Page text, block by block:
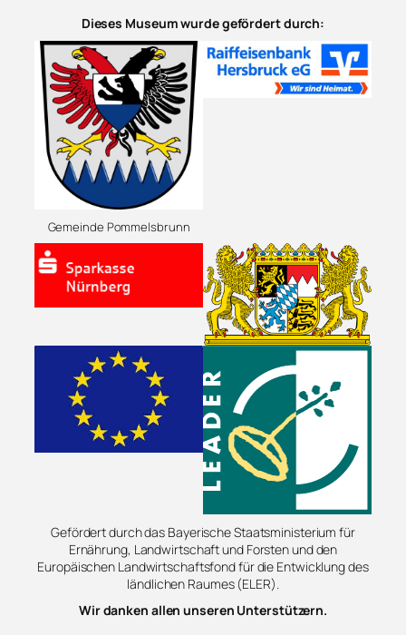
Dieses Museum wurde gefördert durch:
Gemeinde Pommelsbrunn
Gefördert durch das Bayerische Staatsministerium für
Ernährung, Landwirtschaft und Forsten und den
Europäischen Landwirtschaftsfond für die Entwicklung des
ländlichen Raumes (ELER).
Wir danken allen unseren Unterstützern.